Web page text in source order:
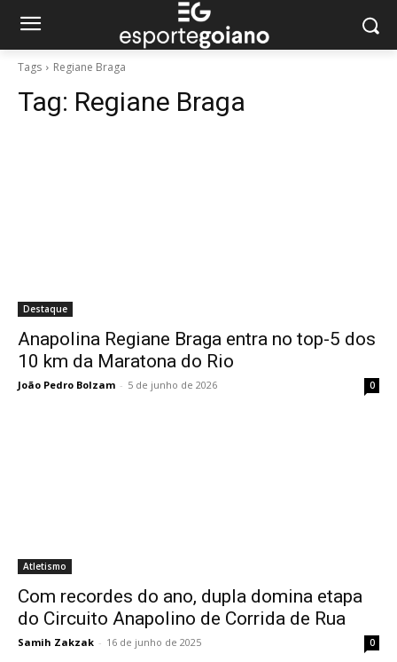
Tags Regiane Braga
Tag: Regiane Braga
Destaque
Anapolina Regiane Braga entra no top-5 dos
10 km da Maratona do Rio
João Pedro Bolzam - 5 de junho de 2026 0
Atletismo
Com recordes do ano, dupla domina etapa
do Circuito Anapolino de Corrida de Rua
Samih Zakzak - 16 de junho de 2025 0